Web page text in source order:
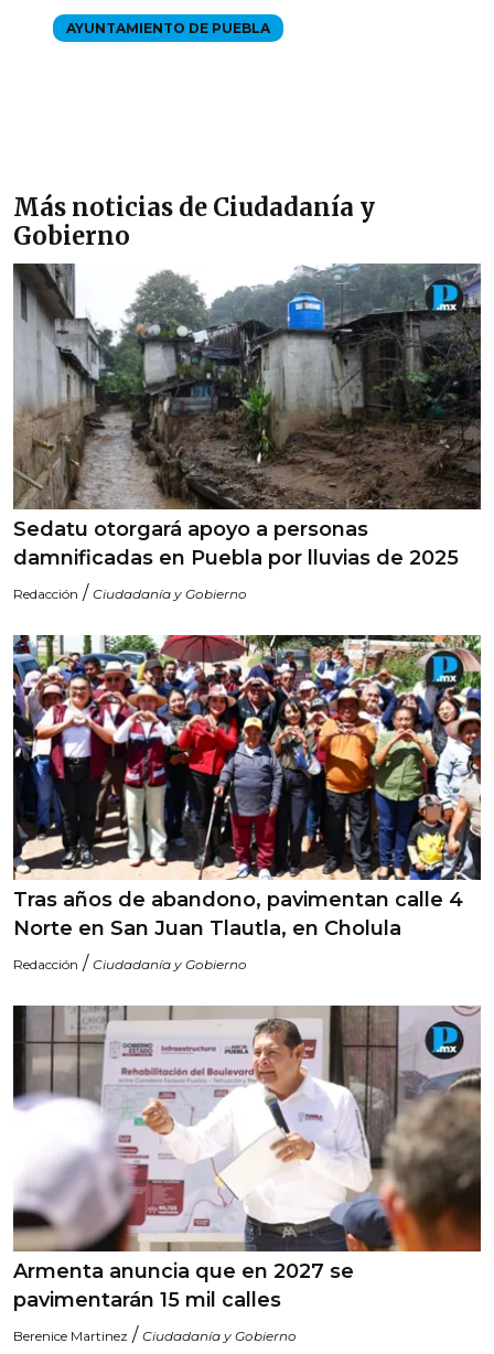
AYUNTAMIENTO DE PUEBLA
Más noticias de Ciudadanía y
Gobierno
Sedatu otorgará apoyo a personas
damnificadas en Puebla por lluvias de 2025
Redacción / Ciudadanía y Gobierno
Tras años de abandono, pavimentan calle 4
Norte en San Juan Tlautla, en Cholula
Redacción / Ciudadanía y Gobierno
Armenta anuncia que en 2027 se
pavimentarán 15 mil calles
Berenice Martinez / Ciudadanía y Gobierno